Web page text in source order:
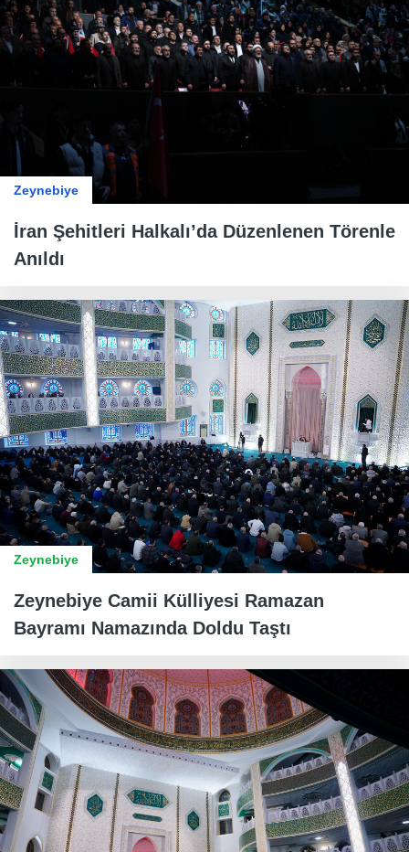
Zeynebiye
İran Şehitleri Halkalı’da Düzenlenen Törenle
Anıldı
Zeynebiye
Zeynebiye Camii Külliyesi Ramazan
Bayramı Namazında Doldu Taştı